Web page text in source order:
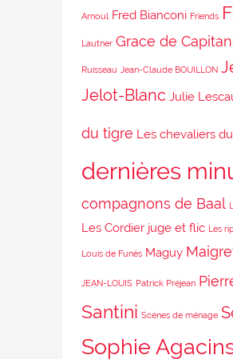
Arnoul Fred Bianconi Friends
Lautner Grace de
Ruisseau Jean-Claude BOUILLON
Jelot-Blanc Julie
du tigre Les chevaliers
dernières
compagnons de Baal
Les Cordier juge et flic Les
Louis de Funès Maguy
JEAN-LOUIS Patrick Préjean
Santini Scènes de ménage
Sophie